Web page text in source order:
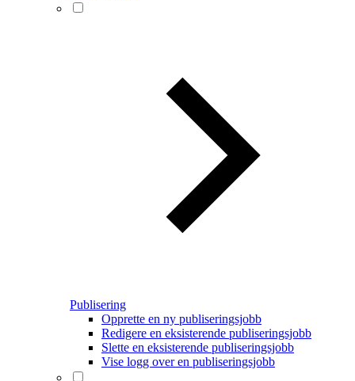
Publisering
Opprette en ny publiseringsjobb
Redigere en eksisterende publiseringsjobb
Slette en eksisterende publiseringsjobb
Vise logg over en publiseringsjobb